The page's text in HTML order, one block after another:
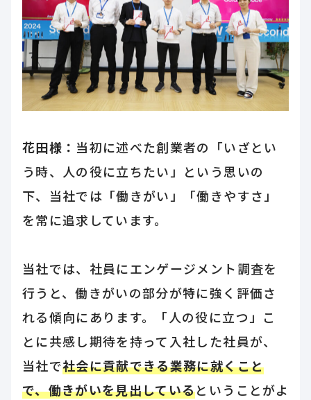
花田様： 当初に述べた創業者の「いざとい
う時、人の役に立ちたい」という思いの
下、当社では「働きがい」「働きやすさ」
を常に追求しています。
当社では、社員にエンゲージメント調査を
行うと、働きがいの部分が特に強く評価さ
れる傾向にあります。「人の役に立つ」こ
とに共感し期待を持って入社した社員が、
当社で社会に貢献できる業務に就くこと
で、働きがいを見出しているということがよ